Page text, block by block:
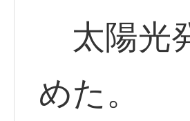
太陽光
めた。